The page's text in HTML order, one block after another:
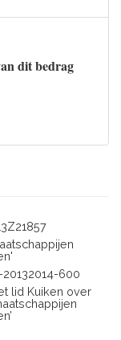
dit bedrag
600
lid Kuiken over